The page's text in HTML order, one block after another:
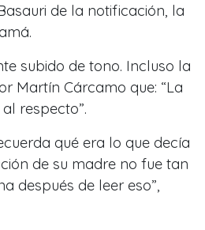
de la notificación, la
subido de tono. Incluso la
Martín Cárcamo que: “La
respecto”.
qué era lo que decía
de su madre no fue tan
después de leer eso”,